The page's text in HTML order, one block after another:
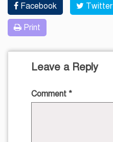
Facebook Twitter
Print
Leave a Reply
Comment *